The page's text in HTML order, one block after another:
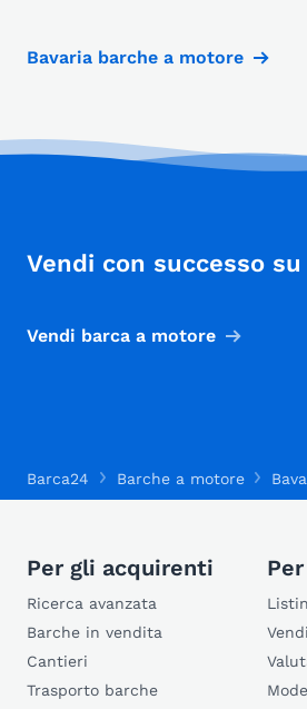
Bavaria barche a motore
Vendi con successo
Vendi barca a motore
Barca24 Barche a motore
Per gli acquirenti
Ricerca avanzata
Barche in vendita
Cantieri
Trasporto barche